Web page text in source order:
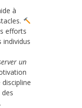
à
efforts
individus
un
discipline